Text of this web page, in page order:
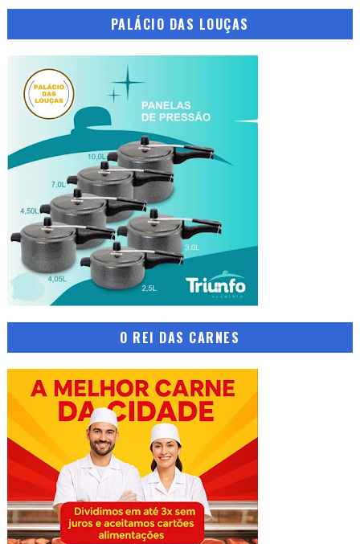
PALÁCIO DAS LOUÇAS
O REI DAS CARNES